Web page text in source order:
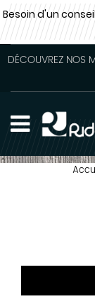
Besoin d'un
DÉCOUVREZ NOS